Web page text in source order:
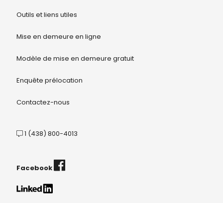
Outils et liens utiles
Mise en demeure en ligne
Modèle de mise en demeure gratuit
Enquête prélocation
Contactez-nous
1 (438) 800-4013
Facebook